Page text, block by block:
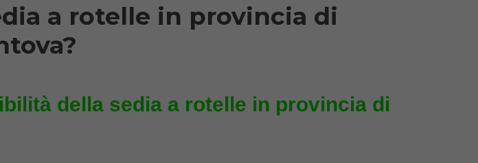
a rotelle in provincia di
della sedia a rotelle in provincia di